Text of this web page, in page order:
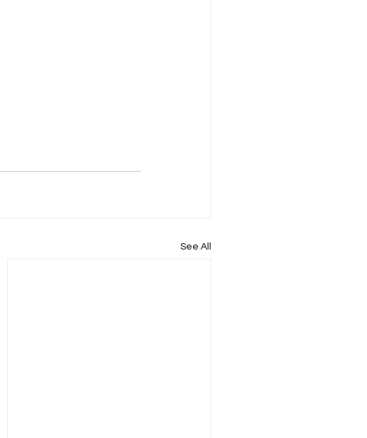
See All